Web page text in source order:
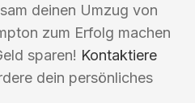
deinen Umzug von
zum Erfolg machen
sparen! Kontaktiere
dein persönliches